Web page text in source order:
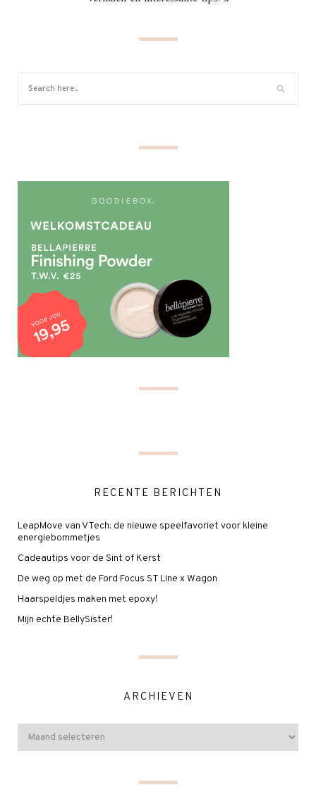
RECENTE BERICHTEN
LeapMove van VTech: de nieuwe speelfavoriet voor kleine
energiebommetjes
Cadeautips voor de Sint of Kerst
De weg op met de Ford Focus ST Line x Wagon
Haarspeldjes maken met epoxy!
Mijn echte BellySister!
ARCHIEVEN